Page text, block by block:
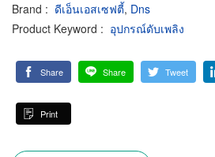
Brand : ดีเอ็นเอสเซฟตี้, Dns
Product Keyword : อุปกรณ์ดับเพลิง
Share Share Tweet
Print